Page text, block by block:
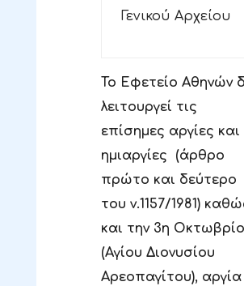
Γενικού Αρχείου
Το Εφετείο Αθηνών
λειτουργεί τις
επίσημες αργίες και
ημιαργίες (άρθρο
πρώτο και δεύτερο
του ν.1157/1981)
και την 3η
(Αγίου Διονυσίου
Αρεοπαγίτου), αργία